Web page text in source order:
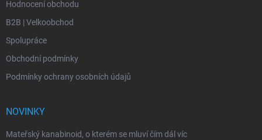
Hodnocení obchodu
B2B | Velkoobchod
Spolupráce
Obchodní podmínky
Podmínky ochrany osobních údajů
NOVINKY
Mateřský kanabinoid, o kterém se mluví čím dál víc